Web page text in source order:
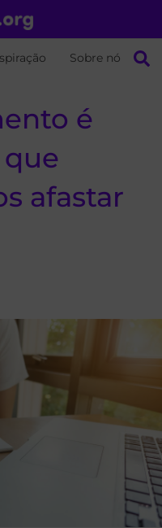
Sobre nós
é
afastar